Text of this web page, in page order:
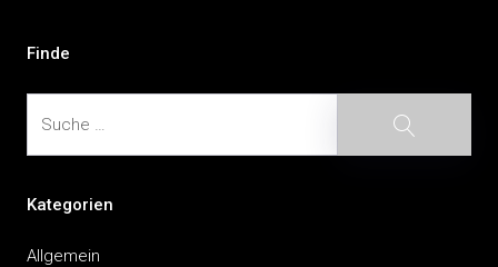
Finde
Suche
Kategorien
Allgemein